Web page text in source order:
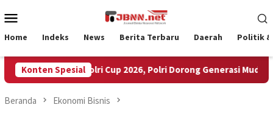
ke
Mobile
Home Indeks News Berita Terbaru Daerah Politik &
Konten Spesial
Ikuti Kapolri Cup 2026, Polri Dorong Generasi Muda Jadi
Beranda Ekonomi Bisnis